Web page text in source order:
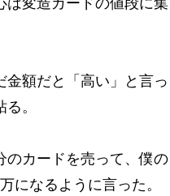
金額だと「高い」と言っ
。
のカードを売って、僕の
になるように言った。